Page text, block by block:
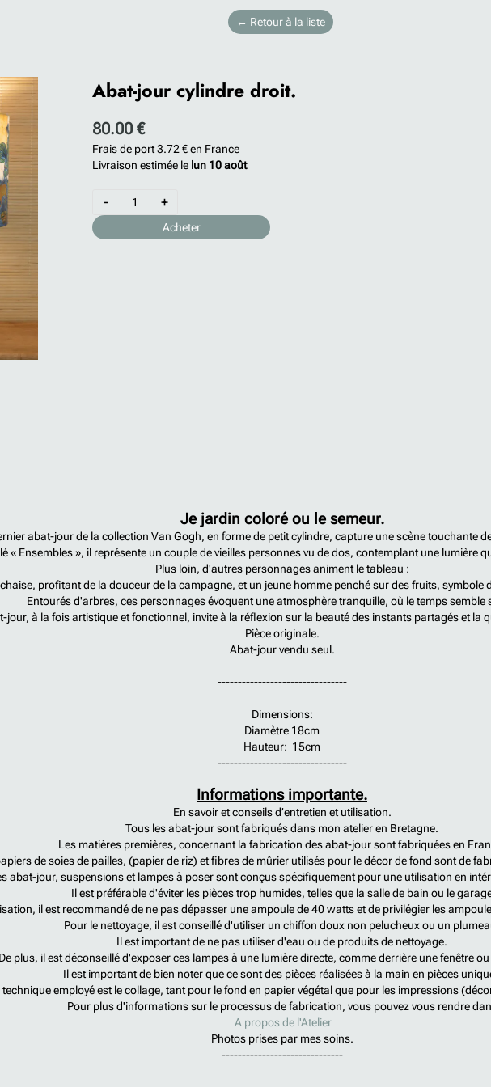
← Retour à la liste
Abat-jour cylindre droit.
80.00 €
Frais de port3.72 €en France
Livraison estimée le lun 10 août
- +
Acheter
Je jardin coloré ou le semeur.
abat-jour de la collection Van Gogh, en forme de petit cylindre, capture une scène touchante
« Ensembles », il représente un couple de vieilles personnes vu de dos, contemplant une lumière
Plus loin, d'autres personnages animent le tableau :
profitant de la douceur de la campagne, et un jeune homme penché sur des fruits,
Entourés d'arbres, ces personnages évoquent une atmosphère tranquille, où le temps semble
jour, à la fois artistique et fonctionnel, invite à la réflexion sur la beauté des instants partagés et la
Pièce originale.
Abat-jour vendu seul.
--------------------------------
Dimensions:
Diamètre 18cm
Hauteur: 15cm
--------------------------------
Informations importante.
En savoir et conseils d’entretien et utilisation.
Tous les abat-jour sont fabriqués dans mon atelier en Bretagne.
Les matières premières, concernant la fabrication des abat-jour sont fabriquées en
de soies de pailles, (papier de riz) et fibres de mûrier utilisés pour le décor de fond sont de
abat-jour, suspensions et lampes à poser sont conçus spécifiquement pour une utilisation en
Il est préférable d'éviter les pièces trop humides, telles que la salle de bain ou le
il est recommandé de ne pas dépasser une ampoule de 40 watts et de privilégier les
Pour le nettoyage, il est conseillé d'utiliser un chiffon doux non pelucheux ou un
Il est important de ne pas utiliser d'eau ou de produits de nettoyage.
De plus, il est déconseillé d'exposer ces lampes à une lumière directe, comme derrière une fenêtre
Il est important de bien noter que ce sont des pièces réalisées à la main en pièces
technique employé est le collage, tant pour le fond en papier végétal que pour les impressions
Pour plus d'informations sur le processus de fabrication, vous pouvez vous rendre
A propos de l'Atelier
Photos prises par mes soins.
------------------------------